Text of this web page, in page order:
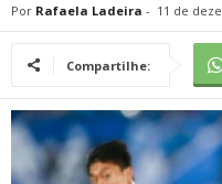
Por Rafaela Ladeira - 11 de
Compartilhe: